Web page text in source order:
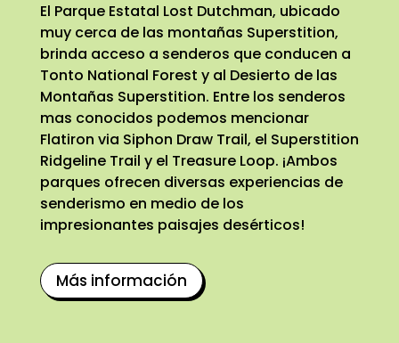
El Parque Estatal Lost Dutchman, ubicado
muy cerca de las montañas Superstition,
brinda acceso a senderos que conducen a
Tonto National Forest y al Desierto de las
Montañas Superstition. Entre los senderos
mas conocidos podemos mencionar
Flatiron via Siphon Draw Trail, el Superstition
Ridgeline Trail y el Treasure Loop. ¡Ambos
parques ofrecen diversas experiencias de
senderismo en medio de los
impresionantes paisajes desérticos!
Más información